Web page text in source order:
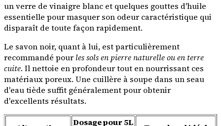
un verre de vinaigre blanc et quelques gouttes d'huile
essentielle pour masquer son odeur caractéristique qui
disparaît de toute façon rapidement.
Le savon noir, quant à lui, est particulièrement
recommandé pour les sols en pierre naturelle ou en terre
cuite. Il nettoie en profondeur tout en nourrissant ces
matériaux poreux. Une cuillère à soupe dans un seau
d'eau tiède suffit généralement pour obtenir
d'excellents résultats.
Dosage pour 5L